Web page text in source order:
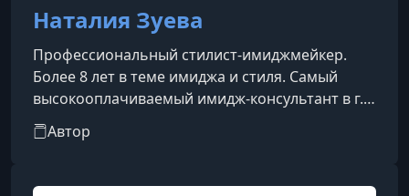
Наталия Зуева
Профессиональный стилист-имиджмейкер.
Более 8 лет в теме имиджа и стиля. Самый
высокооплачиваемый имидж-консультант в г.
Уфа. Автор книги книги "Миллион на
шоппинге"
Автор